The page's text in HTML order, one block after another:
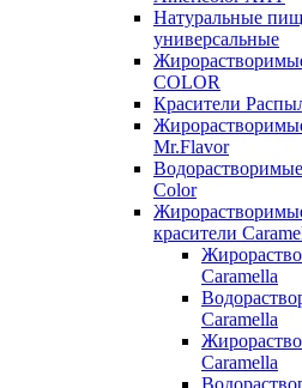
Натуральные
универсальные
COLOR
Красители
Mr.Flavor
Color
красители
Caramella
Caramella
Caramella